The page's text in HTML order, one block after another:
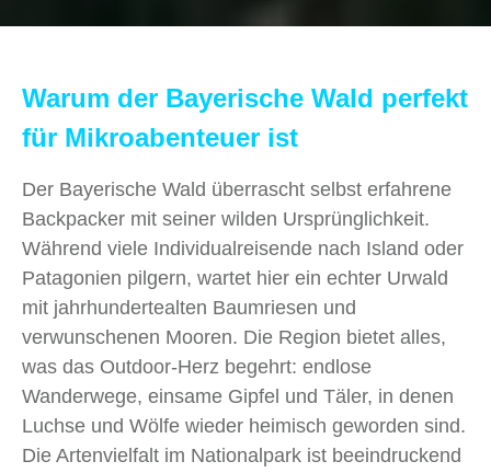
Warum der Bayerische Wald perfekt
für Mikroabenteuer ist
Der Bayerische Wald überrascht selbst erfahrene
Backpacker mit seiner wilden Ursprünglichkeit.
Während viele Individualreisende nach Island oder
Patagonien pilgern, wartet hier ein echter Urwald
mit jahrhundertealten Baumriesen und
verwunschenen Mooren. Die Region bietet alles,
was das Outdoor-Herz begehrt: endlose
Wanderwege, einsame Gipfel und Täler, in denen
Luchse und Wölfe wieder heimisch geworden sind.
Die Artenvielfalt im Nationalpark ist beeindruckend